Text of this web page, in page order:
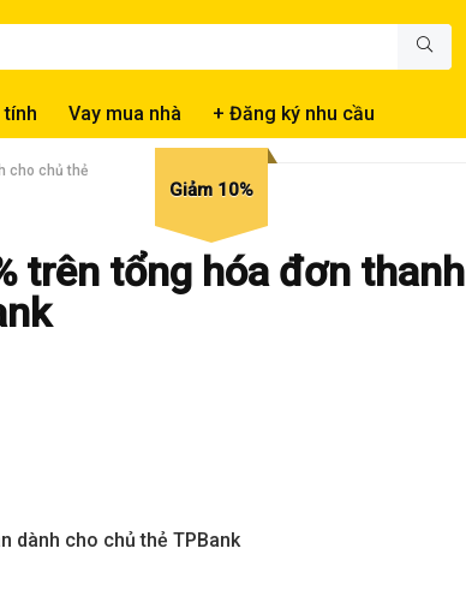
tính Vay mua nhà + Đăng ký nhu cầu
Giảm 10%
cho chủ thẻ
trên tổng hóa đơn thanh
dành cho chủ thẻ TPBank